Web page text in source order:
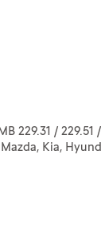
229.31 /
Mazda, Kia,